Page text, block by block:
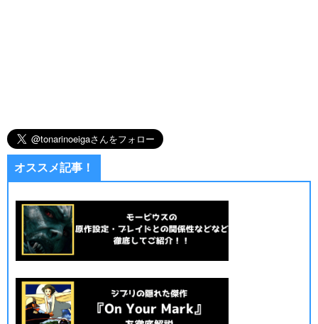
オススメ記事！